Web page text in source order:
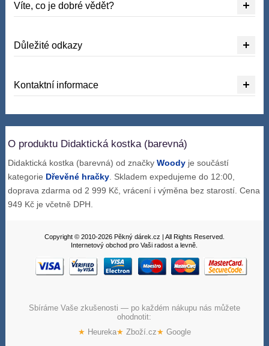
Víte, co je dobré vědět?
Důležité odkazy
Kontaktní informace
O produktu Didaktická kostka (barevná)
Didaktická kostka (barevná) od značkyWoody je součástí
kategorie Dřevěné hračky . Skladem expedujeme do 12:00,
doprava zdarma od 2 999 Kč, vrácení i výměna bez starostí. Cena
949 Kč je včetně DPH.
Copyright © 2010-2026 Pěkný dárek.cz | All Rights Reserved.
Internetový obchod pro Vaši radost a levně.
Sbíráme Vaše zkušenosti — po každém nákupu nás můžete
ohodnotit:
★ Heureka★ Zboží.cz★ Google